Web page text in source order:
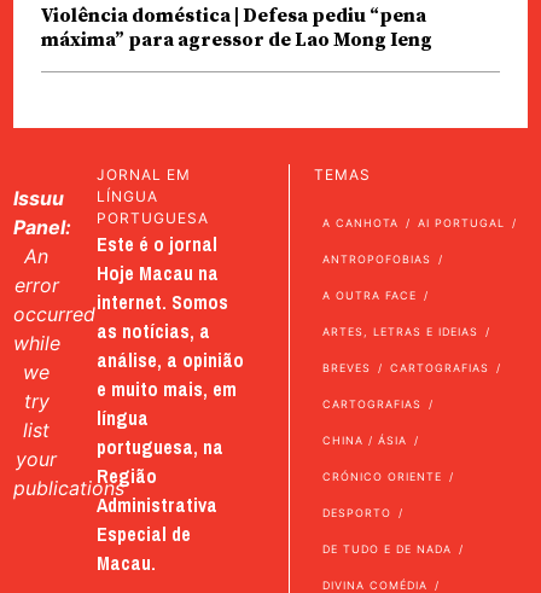
Violência doméstica | Defesa pediu “pena
máxima” para agressor de Lao Mong Ieng
Issuu
Panel:
An
error
occurred
while
we
try
list
your
publications
JORNAL EM
LÍNGUA
PORTUGUESA
Este é o jornal
Hoje Macau na
internet. Somos
as notícias, a
análise, a opinião
e muito mais, em
língua
portuguesa, na
Região
Administrativa
Especial de
Macau.
TEMAS
A CANHOTA AI PORTUGAL
ANTROPOFOBIAS
A OUTRA FACE
ARTES, LETRAS E IDEIAS
BREVES CARTOGRAFIAS
CARTOGRAFIAS
CHINA / ÁSIA
CRÓNICO ORIENTE
DESPORTO
DE TUDO E DE NADA
DIVINA COMÉDIA